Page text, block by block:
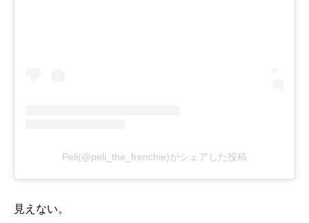
Peli(@peli_the_frenchie)がシェアした投稿
見えない。